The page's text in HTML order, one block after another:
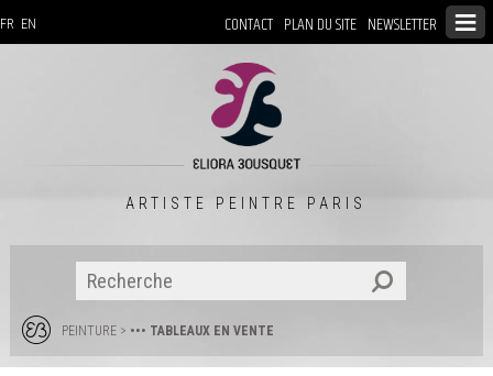
CONTACT PLAN DU SITE NEWSLETTER
FR EN
ARTISTE PEINTRE PARIS
PEINTURE> ••• TABLEAUX EN VENTE